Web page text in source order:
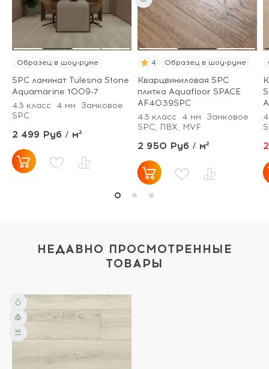
Образец в шоу-руме
SPC ламинат Tulesna Stone
Aquamarine 1009-7
43 класс
4 мм
Замковое
SPC
2 499 Руб / м²
4 Образец в шоу-руме
Кварцвиниловая SPC
плитка Aquafloor SPACE
AF4039SPC
43 класс
4 мм
Замковое
SPC, ПВХ, MVF
2 950 Руб / м²
НЕДАВНО ПРОСМОТРЕННЫЕ
ТОВАРЫ